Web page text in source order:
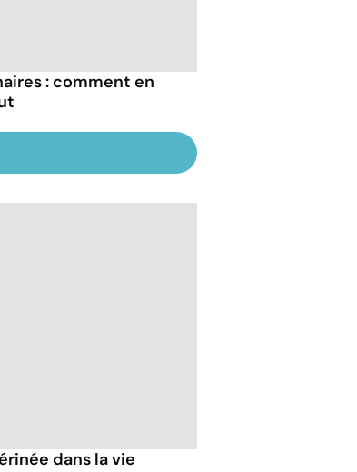
: comment en
dans la vie